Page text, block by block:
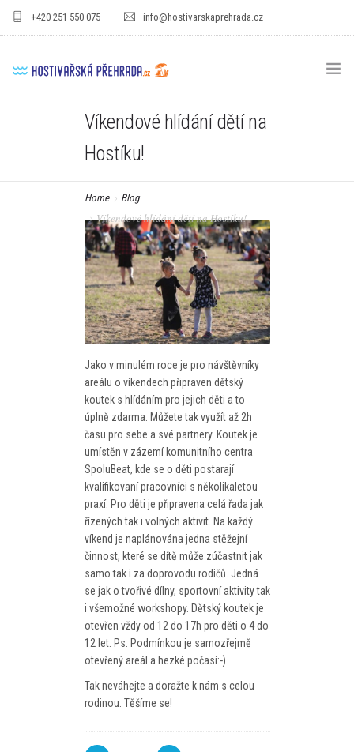
+420 251 550 075 info@hostivarskaprehrada.cz
Víkendové hlídání dětí na
Hostíku!
Home Blog
Víkendové hlídání dětí na Hostíku!
Jako v minulém roce je pro návštěvníky
areálu o víkendech připraven dětský
koutek s hlídáním pro jejich děti a to
úplně zdarma. Můžete tak využít až 2h
času pro sebe a své partnery. Koutek je
umístěn v zázemí komunitního centra
SpoluBeat, kde se o děti postarají
kvalifikovaní pracovníci s několikaletou
praxí. Pro děti je připravena celá řada jak
řízených tak i volných aktivit. Na každý
víkend je naplánována jedna stěžejní
činnost, které se dítě může zúčastnit jak
samo tak i za doprovodu rodičů. Jedná
se jak o tvořivé dílny, sportovní aktivity tak
i všemožné workshopy. Dětský koutek je
otevřen vždy od 12 do 17h pro děti o 4 do
12 let. Ps. Podmínkou je samozřejmě
otevřený areál a hezké počasí:-)
Tak neváhejte a doražte k nám s celou
rodinou. Těšíme se!